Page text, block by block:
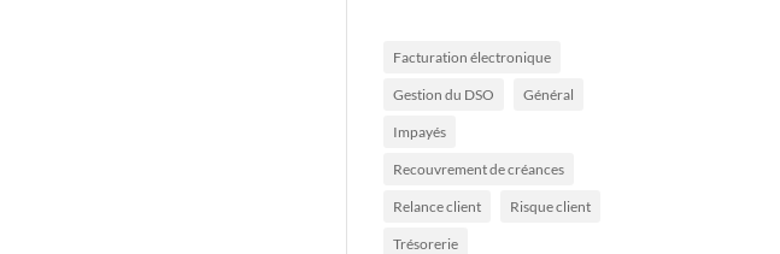
Facturation électronique
Gestion du DSO Général
Impayés
Recouvrement de créances
Relance client Risque client
Trésorerie